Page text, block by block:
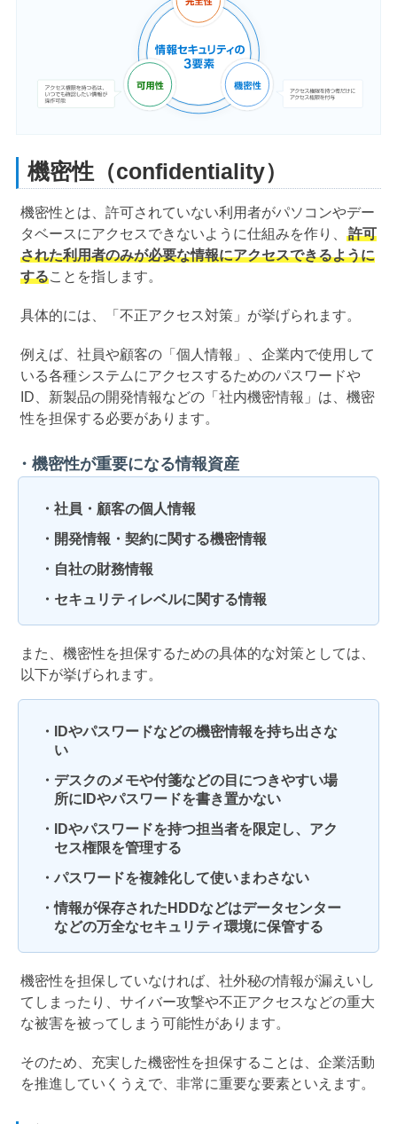
機密性（confidentiality）
機密性とは、許可されていない利用者がパソコンやデー
タベースにアクセスできないように仕組みを作り、
許可
された利用者のみが必要な情報にアクセスできるように
することを指します。
具体的には、「不正アクセス対策」が挙げられます。
例えば、社員や顧客の「個人情報」、企業内で使用して
いる各種システムにアクセスするためのパスワードや
ID、新製品の開発情報などの「社内機密情報」は、機密
性を担保する必要があります。
機密性が重要になる情報資産
・社員・顧客の個人情報
・開発情報・契約に関する機密情報
・自社の財務情報
・セキュリティレベルに関する情報
また、機密性を担保するための具体的な対策としては、
以下が挙げられます。
・IDやパスワードなどの機密情報を持ち出さな
い
・デスクのメモや付箋などの目につきやすい場
所にIDやパスワードを書き置かない
・IDやパスワードを持つ担当者を限定し、アク
セス権限を管理する
・パスワードを複雑化して使いまわさない
・情報が保存されたHDDなどはデータセンター
などの万全なセキュリティ環境に保管する
機密性を担保していなければ、社外秘の情報が漏えいし
てしまったり、サイバー攻撃や不正アクセスなどの重大
な被害を被ってしまう可能性があります。
そのため、充実した機密性を担保することは、企業活動
を推進していくうえで、非常に重要な要素といえます。